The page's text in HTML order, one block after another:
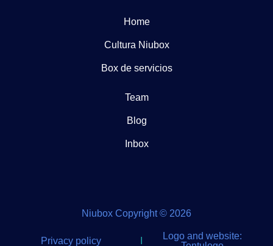
Home
Cultura Niubox
Box de servicios
Team
Blog
Inbox
Niubox Copyright © 2026
Privacy policy
Logo and website: